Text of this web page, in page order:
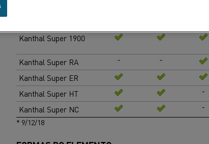
Kanthal Super 1900
Kanthal Super RA
Kanthal Super ER
Kanthal Super HT
Kanthal Super NC
* 9/12/18